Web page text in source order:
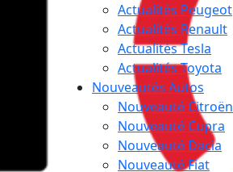
Actualités Peugeot
Actualités Renault
Actualités Tesla
Actualités Toyota
Nouveautés Autos
Nouveauté Citroën
Nouveauté Cupra
Nouveauté Dacia
Nouveauté Fiat